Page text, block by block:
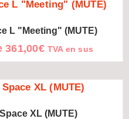
L "Meeting" (MUTE)
361,00€ TVA en sus
XL (MUTE)